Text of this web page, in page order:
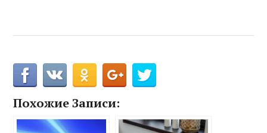
Похожие Записи: